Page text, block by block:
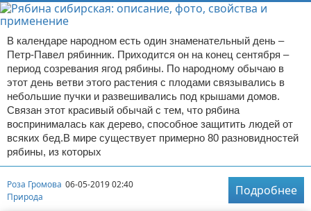
В календаре народном есть один знаменательный день –
Петр-Павел рябинник. Приходится он на конец сентября –
период созревания ягод рябины. По народному обычаю в
этот день ветви этого растения с плодами связывались в
небольшие пучки и развешивались под крышами домов.
Связан этот красивый обычай с тем, что рябина
воспринималась как дерево, способное защитить людей от
всяких бед.В мире существует примерно 80 разновидностей
рябины, из которых
Роза Громова 06-05-2019 02:40
Природа
Подробнее